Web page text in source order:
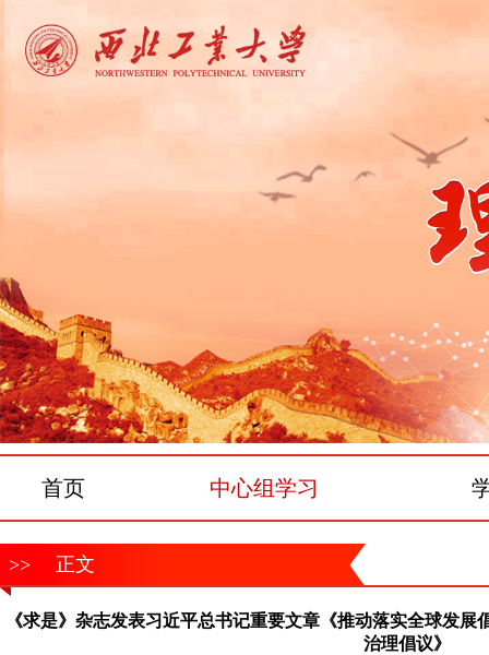
首页 中心组学习
>> 正文
《求是》杂志发表习近平总书记重要文章《推动落实全球发
治理倡议》